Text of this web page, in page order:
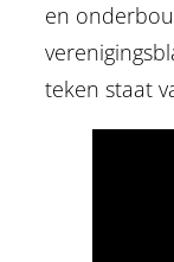
en
teken staat